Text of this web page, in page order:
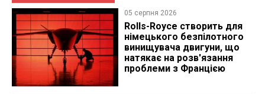
05 серпня 2026
Rolls-Royce створить для
німецького безпілотного
винищувача двигуни, що
натякає на розв'язання
проблеми з Францією